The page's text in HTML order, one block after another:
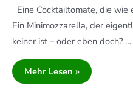
Eine Cocktailtomate, die
Ein Minimozzarella, der
keiner ist – oder eben doch? …
Mehr Lesen »